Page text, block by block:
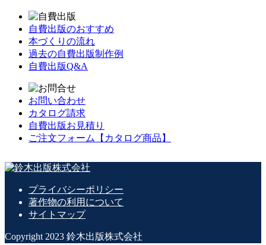
自費出版のおすすめ
本づくりの流れ
過去の自費出版制作例
自費出版Q&A
お問い合わせ
カタログ請求
自費出版お見積り
ご注文フォーム【カタログ商品】
プライバシーポリシー
著作物の利用について
サイトマップ
Copyright 2023 鈴木出版株式会社